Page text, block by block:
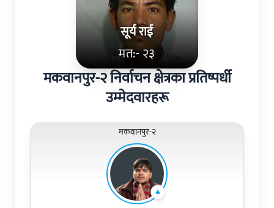
सूर्य राई
मत:- २३
मकवानपुर-२ निर्वाचन क्षेत्रका प्रतिष्पर्धी
उम्मेदवारहरू
मकवानपुर-२